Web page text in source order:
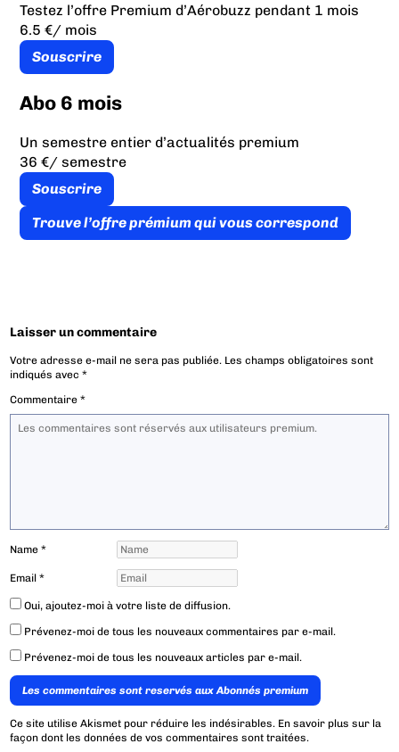
Testez l’offre Premium d’Aérobuzz pendant 1 mois
6.5 €/ mois
Souscrire
Abo 6 mois
Un semestre entier d’actualités premium
36 €/ semestre
Souscrire
Trouve l’offre prémium qui vous correspond
Laisser un commentaire
Votre adresse e-mail ne sera pas publiée. Les champs obligatoires sont
indiqués avec*
Commentaire*
Name*
Email*
Oui, ajoutez-moi à votre liste de diffusion.
Prévenez-moi de tous les nouveaux commentaires par e-mail.
Prévenez-moi de tous les nouveaux articles par e-mail.
Les commentaires sont reservés aux Abonnés premium
Ce site utilise Akismet pour réduire les indésirables. En savoir plus sur la
façon dont les données de vos commentaires sont traitées.